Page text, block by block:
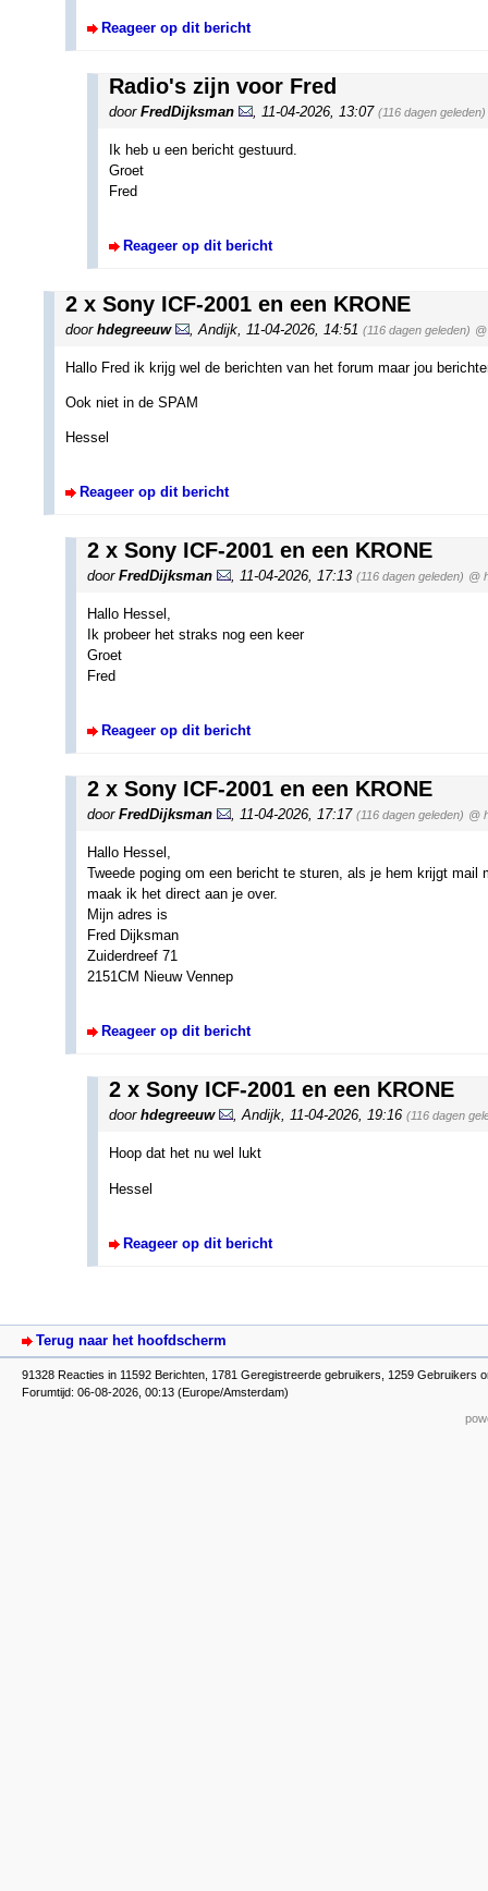
Reageer op dit bericht
Radio's zijn voor Fred
door FredDijksman 11-04-2026, 13:07 (116 dagen geleden)
Ik heb u een bericht gestuurd.
Groet
Fred
Reageer op dit bericht
2 x Sony ICF-2001 en een KRONE
door hdegreeuw Andijk 11-04-2026, 14:51 (116 dagen geleden)
Hallo Fred ik krijg wel de berichten van het forum maar jou
Ook niet in de SPAM
Hessel
Reageer op dit bericht
2 x Sony ICF-2001 en een KRONE
door FredDijksman , 11-04-2026, 17:13 (116 dagen geleden) @
Hallo Hessel,
Ik probeer het straks nog een keer
Groet
Fred
Reageer op dit bericht
2 x Sony ICF-2001 en een KRONE
door FredDijksman , 11-04-2026, 17:17 (116 dagen geleden) @
Hallo Hessel,
Tweede poging om een bericht te sturen, als je hem krijgt
maak ik het direct aan je over.
Mijn adres is
Fred Dijksman
Zuiderdreef 71
2151CM Nieuw Vennep
Reageer op dit bericht
2 x Sony ICF-2001 en een KRONE
door hdegreeuw ,Andijk, 11-04-2026, 19:16 (116 dagen
Hoop dat het nu wel lukt
Hessel
Reageer op dit bericht
Terug naar het hoofdscherm
91328 Reacties in 11592 Berichten, 1781 Geregistreerde gebruikers, 1259 Gebruikers
Forumtijd: 06-08-2026, 00:13 (Europe/Amsterdam)